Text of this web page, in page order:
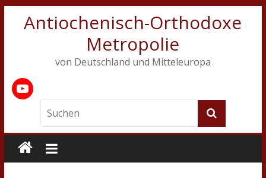
Antiochenisch-Orthodoxe
Metropolie
von Deutschland und Mitteleuropa